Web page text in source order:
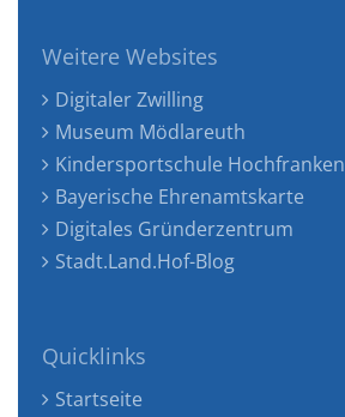
Weitere Websites
Digitaler Zwilling
Museum Mödlareuth
Kindersportschule Hochfranken
Bayerische Ehrenamtskarte
Digitales Gründerzentrum
Stadt.Land.Hof-Blog
Quicklinks
Startseite